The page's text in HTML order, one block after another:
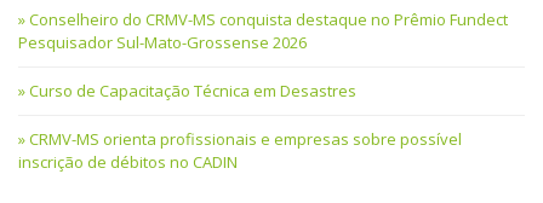
Conselheiro do CRMV-MS conquista destaque no Prêmio Fundect
Pesquisador Sul-Mato-Grossense 2026
Curso de Capacitação Técnica em Desastres
CRMV-MS orienta profissionais e empresas sobre possível
inscrição de débitos no CADIN